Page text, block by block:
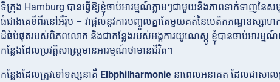
ទីក្រុង Hamburg បានធ្វើឱ្យខ្ញុំចាប់អារម្មណ៍ភ្លាមៗជាមួយនឹងភាពទាក់ទាញន
ធំជាងគេទីពីរនៅអឺរ៉ុប – វាផ្តល់នូវការបញ្ចូលគ្នាតែមួយគត់នៃបេតិកភណ្ឌឧស្សាហ
ដ៏ធំបំផុតរបស់ពិភពលោក និងជាកន្លែងរបស់អង្គការយូណេស្កូ ខ្ញុំបានចាប់អារម្ម
កន្លែងដែលប្រវត្តិសាស្ត្រមានអារម្មណ៍ថាមានជីវិត។
កន្លែងដែលត្រូវទៅទស្សនាគឺ Elbphilharmonie នាពេលអនាគត ដែលជាសាល